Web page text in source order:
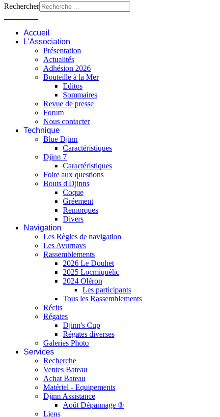
Rechercher
Accueil
L'Association
Présentation
Actualités
Adhésion 2026
Bouteille à la Mer
Editos
Sommaires
Revue de presse
Forum
Nous contacter
Technique
Blue Djinn
Caractéristiques
Djinn 7
Caractéristiques
Foire aux questions
Bouts d'Djinns
Coque
Gréement
Remorques
Divers
Navigation
Les Règles de navigation
Les Avurnavs
Rassemblements
2026 Le Douhet
2025 Locmiquélic
2024 Oléron
Les participants
Tous les Rassemblements
Récits
Régates
Djinn's Cup
Régates diverses
Galeries Photo
Services
Recherche
Ventes Bateau
Achat Bateau
Matériel - Equipements
Djinn Assistance
Août Dépannage ®
Liens